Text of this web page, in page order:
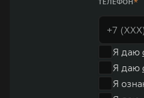
Я даю
Я даю
Я